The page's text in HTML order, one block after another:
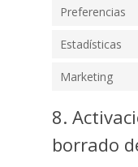
Preferencias
Estadísticas
Marketing
8.
borrado